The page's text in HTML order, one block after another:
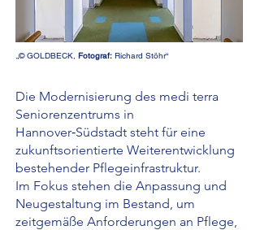
„© GOLDBECK, Fotograf: Richard Stöhr“
Die Modernisierung des medi terra
Seniorenzentrums in
Hannover‑Südstadt steht für eine
zukunftsorientierte Weiterentwicklung
bestehender Pflegeinfrastruktur.
Im Fokus stehen die Anpassung und
Neugestaltung im Bestand, um
zeitgemäße Anforderungen an Pflege,